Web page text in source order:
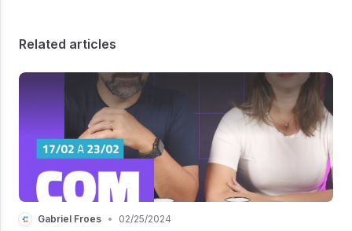
Related articles
Gabriel Froes • 02/25/2024